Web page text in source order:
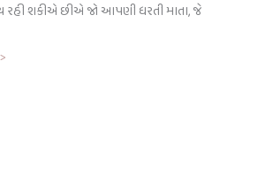
શકીએ છીએ જો આપણી ધરતી માતા, જે